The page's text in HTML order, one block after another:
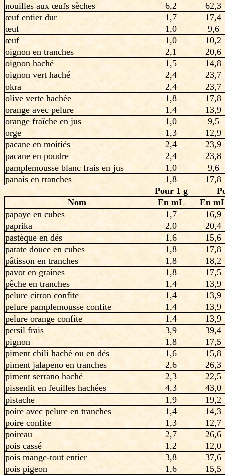
nouilles aux œufs sèches
6,2
62,3
œuf entier dur
1,7
17,4
œuf
1,0
9,6
œuf
1,0
10,2
oignon en tranches
2,1
20,6
oignon haché
1,5
14,8
oignon vert haché
2,4
23,7
okra
2,4
23,7
olive verte hachée
1,8
17,8
orange avec pelure
1,4
13,9
orange fraîche en jus
1,0
9,5
orge
1,3
12,9
pacane en moitiés
2,4
23,9
pacane en poudre
2,4
23,8
pamplemousse blanc frais en jus
1,0
9,6
panais en tranches
1,8
17,8
Pour 1 g
Nom
En mL
En
papaye en cubes
1,7
16,9
paprika
2,0
20,4
pastèque en dés
1,6
15,6
patate douce en cubes
1,8
17,8
pâtisson en tranches
1,8
18,2
pavot en graines
1,8
17,5
pêche en tranches
1,4
13,9
pelure citron confite
1,4
13,9
pelure pamplemousse confite
1,4
13,9
pelure orange confite
1,4
13,9
persil frais
3,9
39,4
pignon
1,8
17,5
piment chili haché ou en dés
1,6
15,8
piment jalapeno en tranches
2,6
26,3
piment serrano haché
2,3
22,5
pissenlit en feuilles hachées
4,3
43,0
pistache
1,9
19,2
poire avec pelure en tranches
1,4
14,3
poire confite
1,3
12,7
poireau
2,7
26,6
pois cassé
1,2
12,0
pois mange-tout entier
3,8
37,6
pois pigeon
1,6
15,5